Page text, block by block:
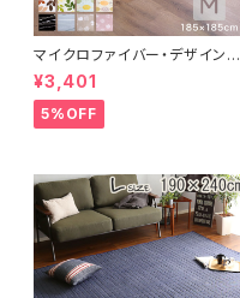
マイクロファイバー・デザインラ
グマットMサイズ（185×185cm）
洗えるラグマット 【WASHFA2】
FRG-D2-M
¥3,401
5%OFF